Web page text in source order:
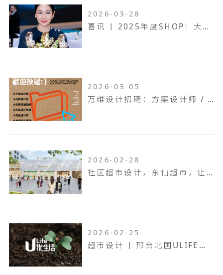
2026-03-28
喜讯 | 2025年度SHOP！大奖赛，万维设计斩获一金两银！
2026-03-05
万维设计招聘：方案设计师 / 方案设计助理...
2026-02-28
社区超市设计，东仙超市，让生活回归本真！
2026-02-25
超市设计 | 邢台北国ULIFE，共生共融，工业底色的烟火叙事！